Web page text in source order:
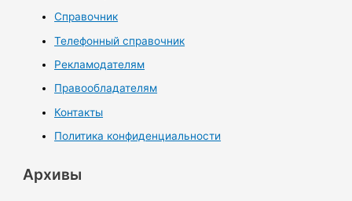
Справочник
Телефонный справочник
Рекламодателям
Правообладателям
Контакты
Политика конфиденциальности
Архивы